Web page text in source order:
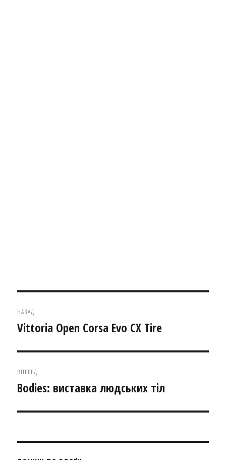
записів
НАЗАД
Попередній
Vittoria Open Corsa Evo CX Tire
ВПЕРЕД
Наступний
Bodies: виставка людських тіл